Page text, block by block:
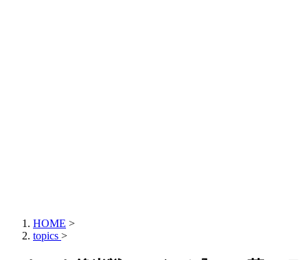
HOME >
topics >